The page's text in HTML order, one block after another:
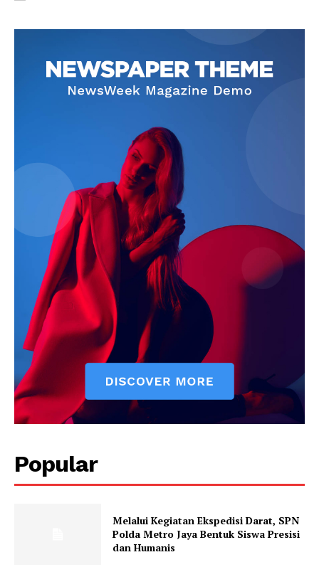
Popular
Melalui Kegiatan Ekspedisi Darat, SPN
Polda Metro Jaya Bentuk Siswa Presisi
dan Humanis